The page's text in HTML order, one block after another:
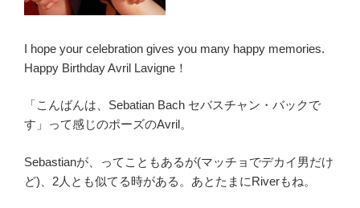
I hope your celebration gives you many happy memories.
Happy Birthday Avril Lavigne！
「こんばんは、Sebatian Bach セバスチャン・バックで
す」って感じのポーズのAvril。
Sebastianが、ってこともあるが(マッチョでデカイ男だけ
ど)、2人とも似てる時がある。あとたまにRiverもね。